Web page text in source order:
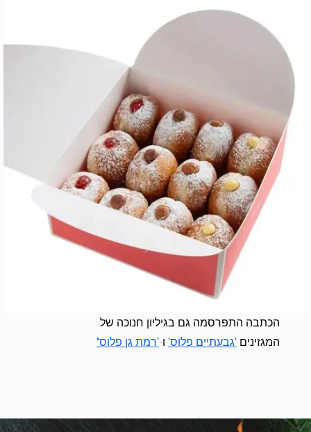
הכתבה התפרסמה גם בגיליון חנוכה של
המגזינים 'גבעתיים פלוס' ו-'רמת גן פלוס'